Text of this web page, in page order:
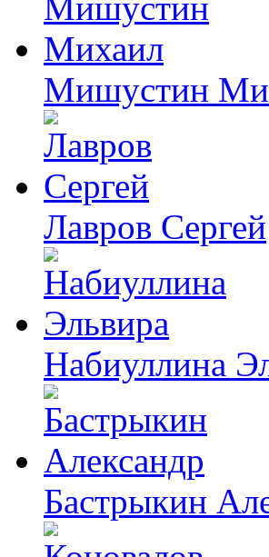
Мишустин
Лавров Сергей
Набиуллина
Бастрыкин